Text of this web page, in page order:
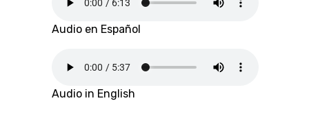
Audio en Español
Audio in English